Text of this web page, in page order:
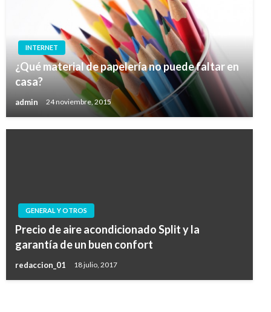
INTERNET
¿Qué material de papelería no puede faltar en
casa?
admin 24 noviembre, 2015
GENERAL Y OTROS
Precio de aire acondicionado Split y la
garantía de un buen confort
redaccion_01 18 julio, 2017